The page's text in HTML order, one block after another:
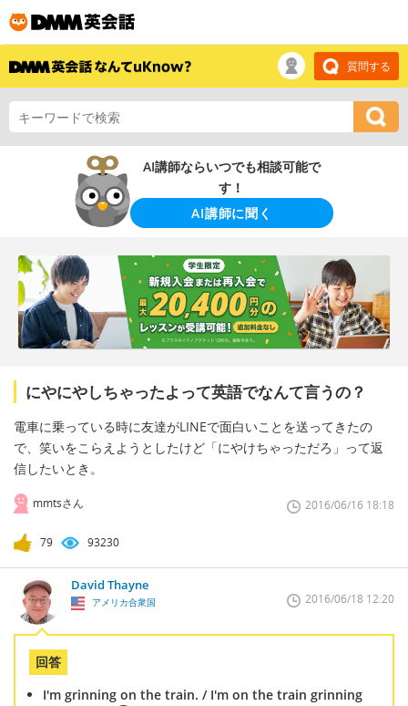
質問する
AI講師ならいつでも相談可能で
す！
AI講師に聞く
にやにやしちゃったよって英語でなんて言うの？
電車に乗っている時に友達がLINEで面白いことを送ってきたの
で、笑いをこらえようとしたけど「にやけちゃっただろ」って返
信したいとき。
mmtsさん 2016/06/16 18:18
79 93230
David Thayne
アメリカ合衆国 2016/06/18 12:20
回答
I'm grinning on the train. / I'm on the train grinning